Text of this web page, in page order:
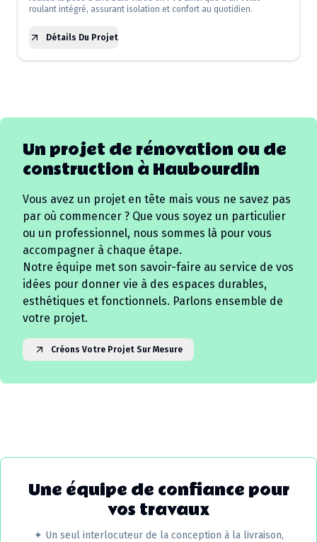
roulant intégré, assurant isolation et confort au quotidien.
Détails Du Projet
Un projet de rénovation ou de
construction à Haubourdin
Vous avez un projet en tête mais vous ne savez pas
par où commencer ? Que vous soyez un particulier
ou un professionnel, nous sommes là pour vous
accompagner à chaque étape.
Notre équipe met son savoir-faire au service de vos
idées pour donner vie à des espaces durables,
esthétiques et fonctionnels. Parlons ensemble de
votre projet.
Créons Votre Projet Sur Mesure
Une équipe de confiance pour
vos travaux
✦ Un seul interlocuteur de la conception à la livraison,